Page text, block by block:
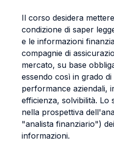
Il corso desidera
condizione di saper
e le informazioni
compagnie di
mercato, su base
essendo così in grado
performance aziendali,
efficienza, solvibilità. Lo
nella prospettiva
"analista finanziario")
informazioni.